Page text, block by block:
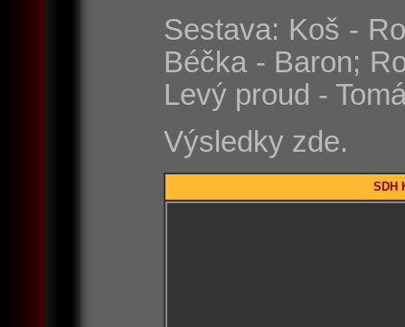
Sestava: Koš -
Béčka - Baron;
Levý proud -
Výsledky zde.
SDH